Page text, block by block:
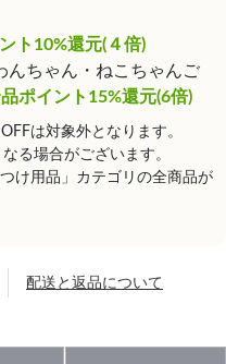
ト10%還元(４倍)
ちゃん・ねこちゃんご
ポイント15%還元(6倍)
は対象外となります。
る場合がございます。
け用品」カテゴリの全商品が
配送と返品について